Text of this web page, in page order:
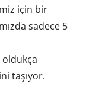
için bir
sadece 5
oldukça
taşıyor.